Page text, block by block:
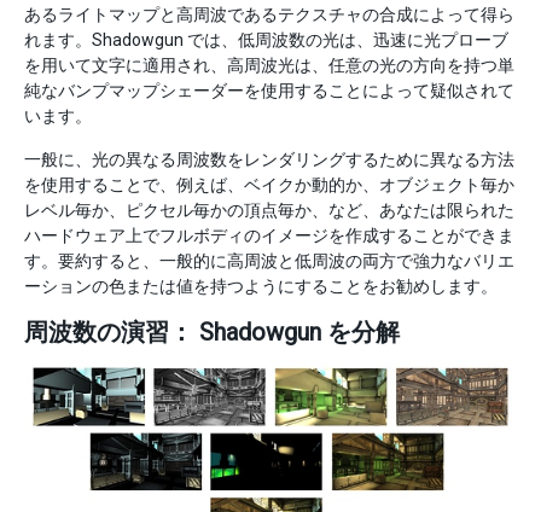
あるライトマップと高周波であるテクスチャの合成によって得ら
れます。Shadowgun では、低周波数の光は、迅速に光プローブ
を用いて文字に適用され、高周波光は、任意の光の方向を持つ単
純なバンプマップシェーダーを使用することによって疑似されて
います。
一般に、光の異なる周波数をレンダリングするために異なる方法
を使用することで、例えば、ベイクか動的か、オブジェクト毎か
レベル毎か、ピクセル毎かの頂点毎か、など、あなたは限られた
ハードウェア上でフルボディのイメージを作成することができま
す。要約すると、一般的に高周波と低周波の両方で強力なバリエ
ーションの色または値を持つようにすることをお勧めします。
周波数の演習： Shadowgun を分解